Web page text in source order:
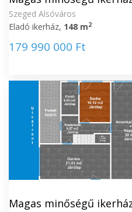
Szeged Alsóváros
Eladó ikerház, 148 m2
179 990 000 Ft
Magas minőségű